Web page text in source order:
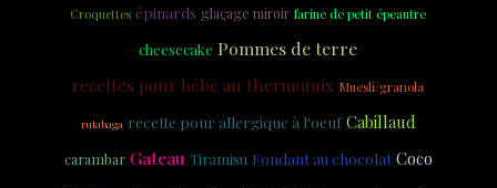
Croquettes épinards glaçage miroir farine de petit épeautre
cheesecake Pommes de terre
recettes pour bébé au thermomix Muesli/granola
rutabaga recette pour allergique à l'oeuf Cabillaud
carambar Gateau Tiramisu Fondant au chocolat Coco